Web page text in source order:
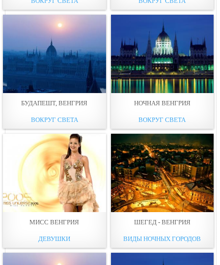
БУДАПЕШТ, ВЕНГРИЯ
ВОКРУГ СВЕТА
НОЧНАЯ ВЕНГРИЯ
ВОКРУГ СВЕТА
МИСС ВЕНГРИЯ
ДЕВУШКИ
ШЕГЕД - ВЕНГРИЯ
ВИДЫ НОЧНЫХ ГОРОДОВ